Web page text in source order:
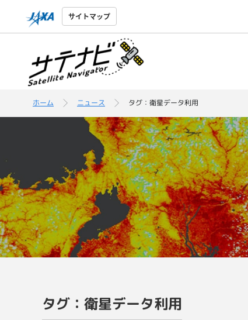
サイトマップ
ホーム ニュース タグ：衛星データ利用
タグ：衛星データ利用